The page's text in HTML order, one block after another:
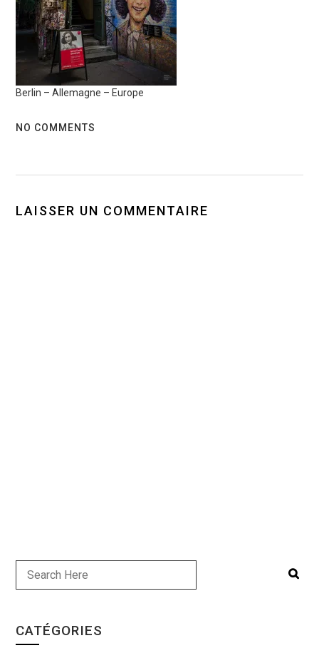
Berlin – Allemagne – Europe
NO COMMENTS
LAISSER UN COMMENTAIRE
CATÉGORIES